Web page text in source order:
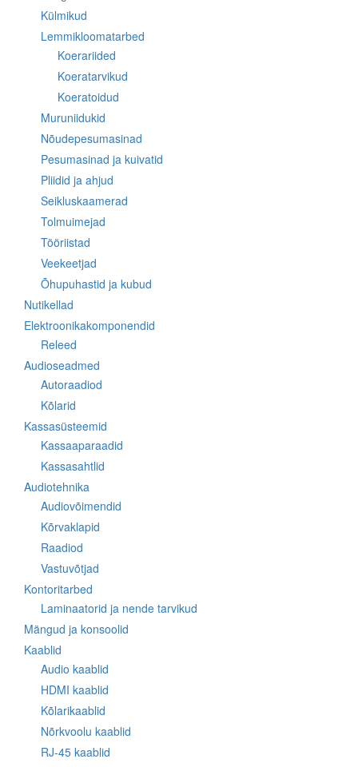
Külmikud
Lemmikloomatarbed
Koerariided
Koeratarvikud
Koeratoidud
Muruniidukid
Nõudepesumasinad
Pesumasinad ja kuivatid
Pliidid ja ahjud
Seikluskaamerad
Tolmuimejad
Tööriistad
Veekeetjad
Õhupuhastid ja kubud
Nutikellad
Elektroonikakomponendid
Releed
Audioseadmed
Autoraadiod
Kõlarid
Kassasüsteemid
Kassaaparaadid
Kassasahtlid
Audiotehnika
Audiovõimendid
Kõrvaklapid
Raadiod
Vastuvõtjad
Kontoritarbed
Laminaatorid ja nende tarvikud
Mängud ja konsoolid
Kaablid
Audio kaablid
HDMI kaablid
Kõlarikaablid
Nõrkvoolu kaablid
RJ-45 kaablid